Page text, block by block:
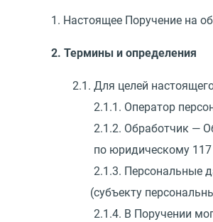
1. Настоящее Поручение на
2. Термины и определения
2.1. Для целей
2.1.1. Оператор
2.1.2. Обработчик —
по юридическому
2.1.3. Персональные
(субъекту
2.1.4. В Поручении